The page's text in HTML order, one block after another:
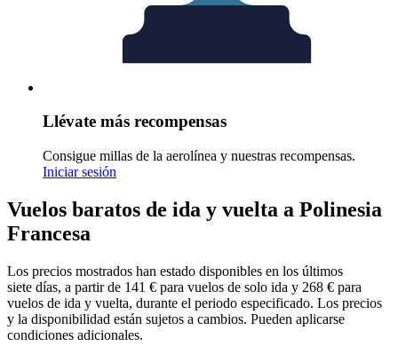
Llévate más recompensas
Consigue millas de la aerolínea y nuestras recompensas.
Iniciar sesión
Vuelos baratos de ida y vuelta a Polinesia
Francesa
Los precios mostrados han estado disponibles en los últimos
siete días, a partir de 141 € para vuelos de solo ida y 268 € para
vuelos de ida y vuelta, durante el periodo especificado. Los precios
y la disponibilidad están sujetos a cambios. Pueden aplicarse
condiciones adicionales.